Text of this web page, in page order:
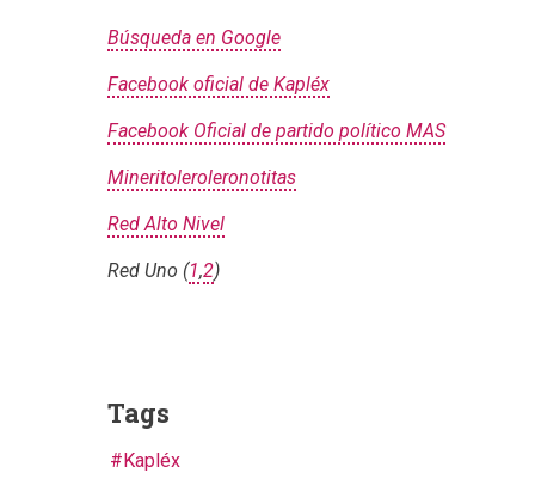
Búsqueda en Google
Facebook oficial de Kapléx
Facebook Oficial de partido político MAS
Mineritoleroleronotitas
Red Alto Nivel
Red Uno (1,2)
Tags
Kapléx